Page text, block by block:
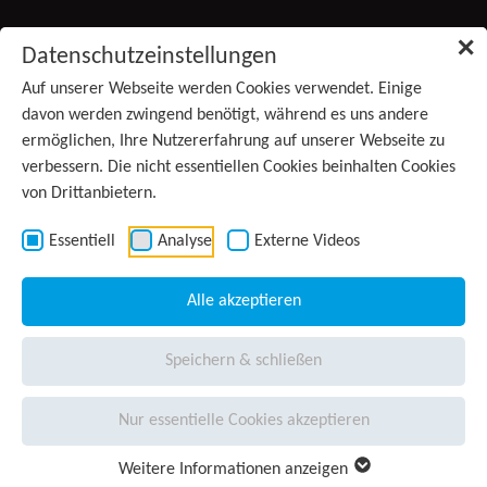
✕
Datenschutzeinstellungen
Auf unserer Webseite werden Cookies verwendet. Einige
davon werden zwingend benötigt, während es uns andere
ermöglichen, Ihre Nutzererfahrung auf unserer Webseite zu
verbessern. Die nicht essentiellen Cookies beinhalten Cookies
von Drittanbietern.
Essentiell Analyse Externe Videos
Alle akzeptieren
Speichern & schließen
Nur essentielle Cookies akzeptieren
Weitere Informationen anzeigen
Produkte
(aktiv)
Services
Unternehmen
Presse
Karriere